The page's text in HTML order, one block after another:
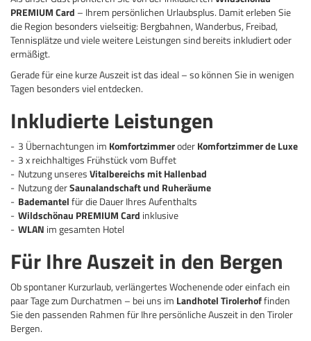
PREMIUM Card – Ihrem persönlichen Urlaubsplus. Damit erleben Sie
die Region besonders vielseitig: Bergbahnen, Wanderbus, Freibad,
Tennisplätze und viele weitere Leistungen sind bereits inkludiert oder
ermäßigt.
Gerade für eine kurze Auszeit ist das ideal – so können Sie in wenigen
Tagen besonders viel entdecken.
Inkludierte Leistungen
3 Übernachtungen im KomfortzimmeroderKomfortzimmer de Luxe
3 x reichhaltiges Frühstück vom Buffet
Nutzung unseresVitalbereichs mit Hallenbad
Nutzung derSaunalandschaft und Ruheräume
Bademantelfür die Dauer Ihres Aufenthalts
Wildschönau PREMIUM Card inklusive
WLAN im gesamten Hotel
Für Ihre Auszeit in den Bergen
Ob spontaner Kurzurlaub, verlängertes Wochenende oder einfach ein
paar Tage zum Durchatmen – bei uns im Landhotel Tirolerhoffinden
Sie den passenden Rahmen für Ihre persönliche Auszeit in den Tiroler
Bergen.